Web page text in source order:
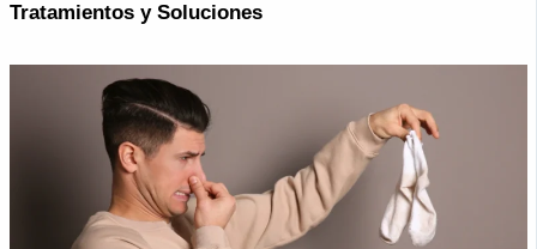
Tratamientos y Soluciones